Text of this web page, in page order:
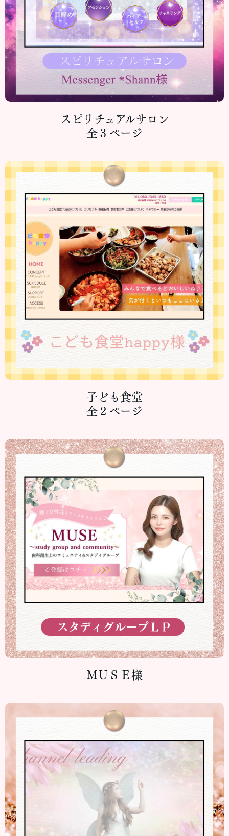
スピリチュアルサロン
全３ページ
子ども食堂
全２ページ
ＭＵＳＥ様